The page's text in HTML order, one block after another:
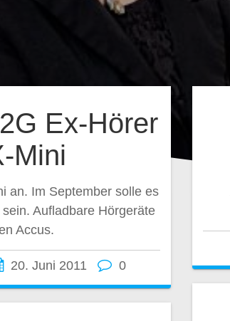
Ex-Hörer
Mini
an. Im September solle es
Aufladbare Hörgeräte
Accus.
20. Juni 2011 0